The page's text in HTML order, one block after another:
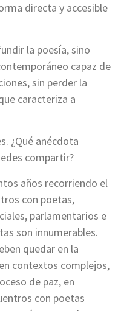
directa y accesible
la poesía, sino
capaz de
sin perder la
caracteriza a
¿Qué anécdota
compartir?
años recorriendo el
con poetas,
parlamentarios e
son innumerables.
quedar en la
contextos complejos,
de paz, en
con poetas